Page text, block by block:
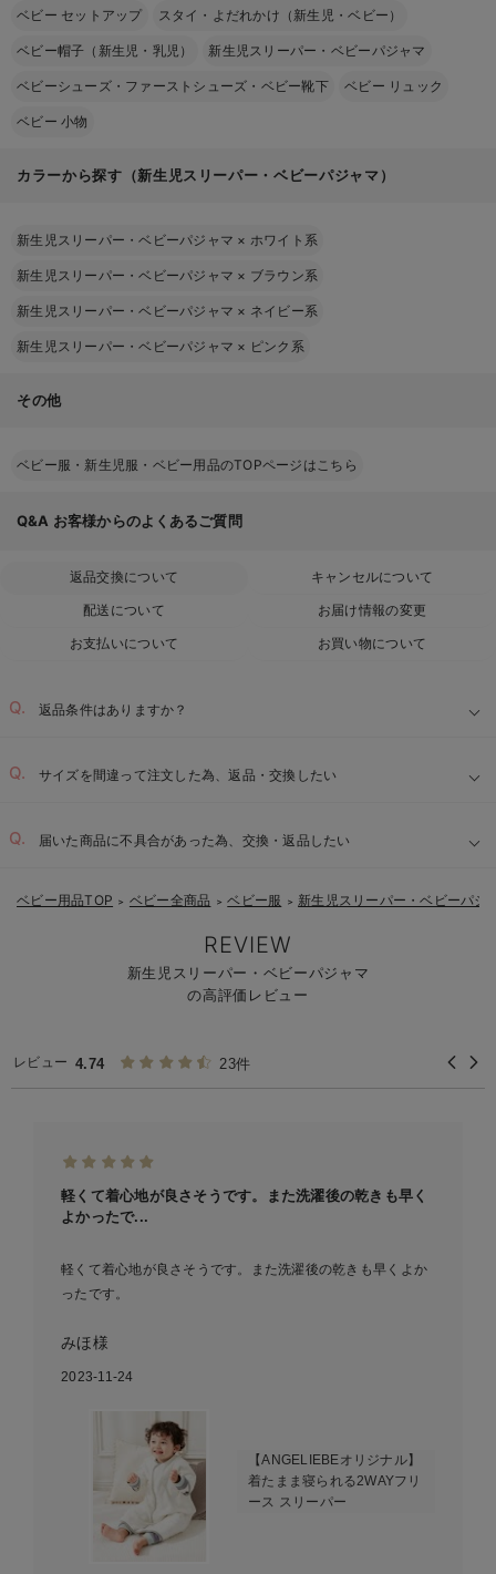
ベビー セットアップ スタイ・よだれかけ（新生児・ベビー）
ベビー帽子（新生児・乳児） 新生児スリーパー・ベビーパジャマ
ベビーシューズ・ファーストシューズ・ベビー靴下 ベビー リュック
ベビー 小物
カラーから探す（新生児スリーパー・ベビーパジャマ）
新生児スリーパー・ベビーパジャマ × ホワイト系
新生児スリーパー・ベビーパジャマ × ブラウン系
新生児スリーパー・ベビーパジャマ × ネイビー系
新生児スリーパー・ベビーパジャマ × ピンク系
その他
ベビー服・新生児服・ベビー用品のTOPページはこちら
Q&A お客様からのよくあるご質問
返品交換について
キャンセルについて
配送について
お届け情報の変更
お支払いについて
お買い物について
返品条件はありますか？
サイズを間違って注文した為、返品・交換したい
届いた商品に不具合があった為、交換・返品したい
ベビー用品TOP ＞ ベビー全商品 ＞ ベビー服 ＞ 新生児スリーパー・ベビーパジ
REVIEW
新生児スリーパー・ベビーパジャマ
の高評価レビュー
レビュー 4.74 23件
軽くて着心地が良さそうです。また洗濯後の乾きも早く
よかったで...
軽くて着心地が良さそうです。また洗濯後の乾きも早くよか
ったです。
みほ様
2023-11-24
【ANGELIEBEオリジナル】
着たまま寝られる2WAYフリ
ース スリーパー